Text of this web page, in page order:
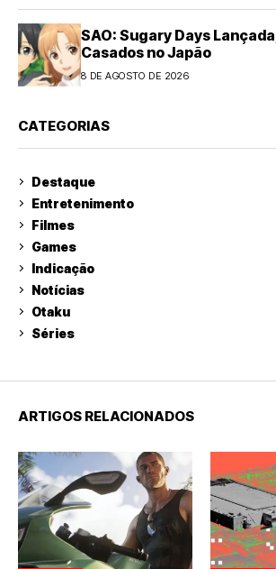
SAO: Sugary Days
Casados no Japão
8 DE AGOSTO DE 2026
CATEGORIAS
Destaque
Entretenimento
Filmes
Games
Indicação
Notícias
Otaku
Séries
ARTIGOS RELACIONADOS